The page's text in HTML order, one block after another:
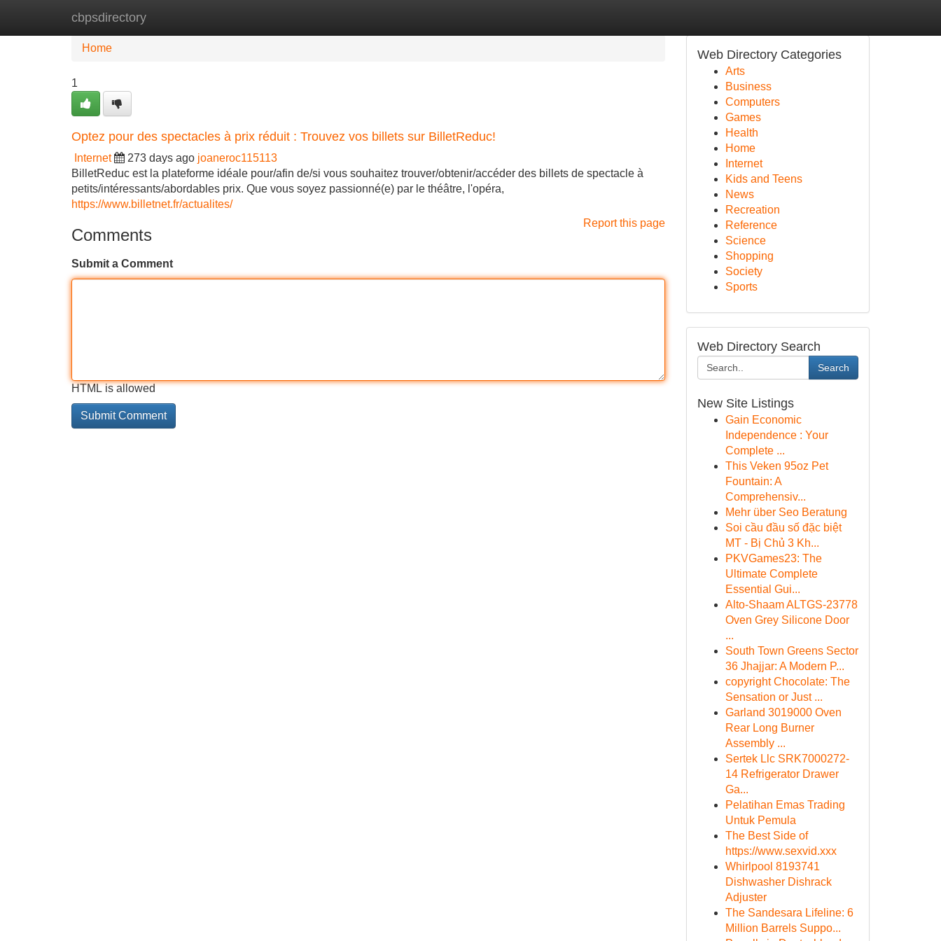
cbpsdirectory
Home New Site Listings
Home
1
Optez pour des spectacles à prix réduit : Trouvez vos billets sur BilletReduc!
Internet 273 days ago joaneroc115113
BilletReduc est la plateforme idéale pour/afin de/si vous souhaitez trouver/obtenir/accéder des billets de spectacle à
petits/intéressants/abordables prix. Que vous soyez passionné(e) par le théâtre, l'opéra,
https://www.billetnet.fr/actualites/
Report this page
Comments
Submit a Comment
HTML is allowed
Web Directory Categories
Arts
Business
Computers
Games
Health
Home
Internet
Kids and Teens
News
Recreation
Reference
Science
Shopping
Society
Sports
Web Directory Search
Search
New Site Listings
Gain Economic
Independence : Your
Complete ...
This Veken 95oz Pet
Fountain: A
Comprehensiv...
Mehr über Seo Beratung
Soi cầu đầu số đặc biệt
MT - Bị Chủ 3 Kh...
PKVGames23: The
Ultimate Complete
Essential Gui...
Alto-Shaam ALTGS-23778
Oven Grey Silicone Door
...
South Town Greens Sector
36 Jhajjar: A Modern P...
copyright Chocolate: The
Sensation or Just ...
Garland 3019000 Oven
Rear Long Burner
Assembly ...
Sertek Llc SRK7000272-
14 Refrigerator Drawer
Ga...
Pelatihan Emas Trading
Untuk Pemula
The Best Side of
https://www.sexvid.xxx
Whirlpool 8193741
Dishwasher Dishrack
Adjuster
The Sandesara Lifeline: 6
Million Barrels Suppo...